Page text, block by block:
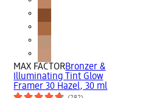
MAX FACTORBronzer &
Illuminating Tint Glow
Framer 30 Hazel, 30 ml